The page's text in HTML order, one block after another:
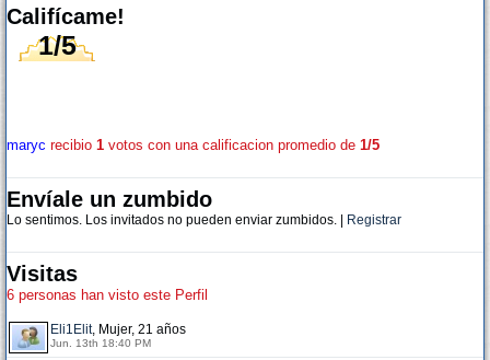
Califícame!
1/5
maryc recibio 1 votos con una calificacion promedio de 1/5
Envíale un zumbido
Lo sentimos. Los invitados no pueden enviar zumbidos. | Registrar
Visitas
6 personas han visto este Perfil
Eli1Elit, Mujer, 21 años
Jun. 13th 18:40 PM